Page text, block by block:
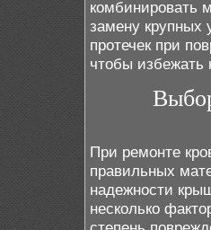
комбинировать
замену крупных
протечек при
чтобы избежать
При ремонте
правильных
надежности
несколько